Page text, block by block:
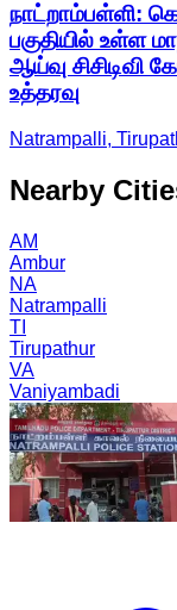
நாட்றாம்பள்ளி:
பகுதியில் உள்ள
ஆய்வு
உத்தரவு
Natrampalli,
Nearby
AM
Ambur
NA
Natrampalli
TI
Tirupathur
VA
Vaniyambadi